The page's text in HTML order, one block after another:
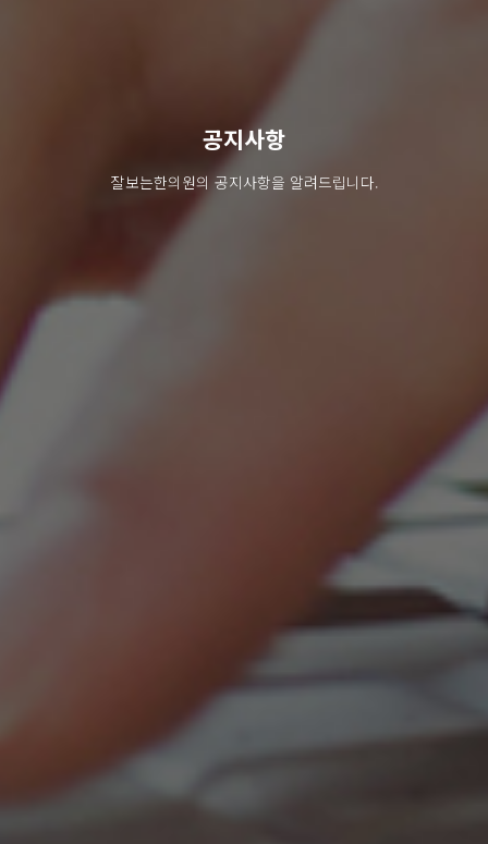
공지사항
잘보는한의원의 공지사항을 알려드립니다.